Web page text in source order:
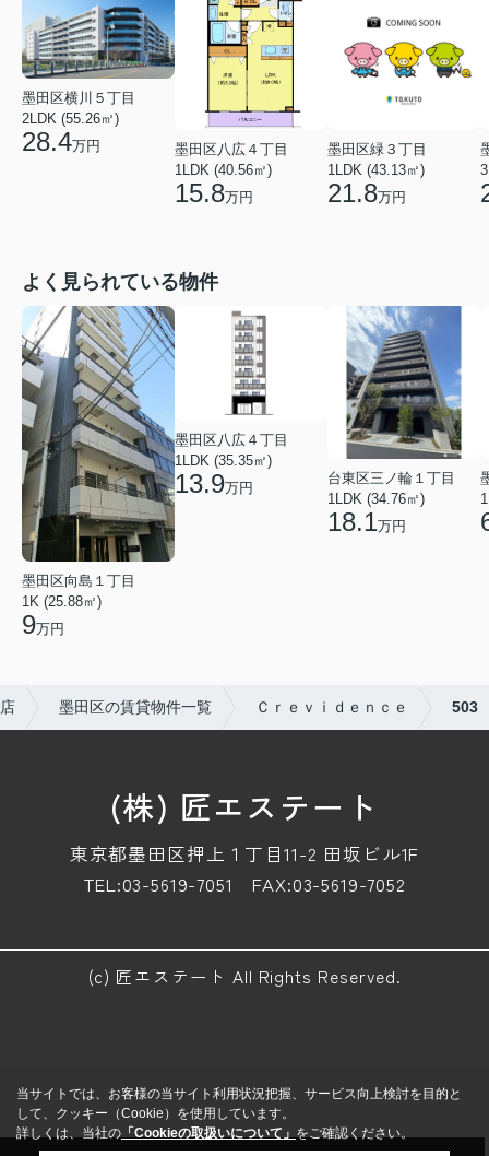
墨田区横川５丁目
2LDK (55.26㎡)
28.4万円
墨田区八広４丁目
1LDK (40.56㎡)
15.8万円
墨田区緑３丁目
1LDK (43.13㎡)
21.8万円
よく見られている物件
墨田区向島１丁目
1K (25.88㎡)
9万円
墨田区八広４丁目
1LDK (35.35㎡)
13.9万円
台東区三ノ輪１丁目
1LDK (34.76㎡)
18.1万円
墨田区の賃貸物件一覧 Ｃｒｅｖｉｄｅｎｃｅ 503
(株) 匠エステート
東京都墨田区押上１丁目11-2 田坂ビル1F
TEL:03-5619-7051 FAX:03-5619-7052
(c) 匠エステート All Rights Reserved.
当サイトでは、お客様の当サイト利用状況把握、サービス向上検討を目的と
して、クッキー（Cookie）を使用しています。
詳しくは、当社の 「Cookieの取扱いについて」 をご確認ください。